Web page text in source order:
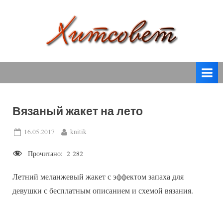
т
о
спицами,
крючком,
вязаные
модели
схемами.
Вязаный жакет на лето
Posted
16.05.2017 By
knitik
Прочитано: 2 282
Летний меланжевый жакет с эффектом запаха для
девушки с бесплатным описанием и схемой вязания.